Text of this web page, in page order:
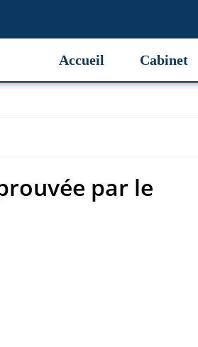
Accueil Cabinet
par le
par le